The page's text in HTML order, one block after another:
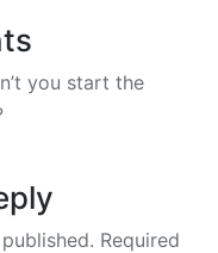
you start the
Required